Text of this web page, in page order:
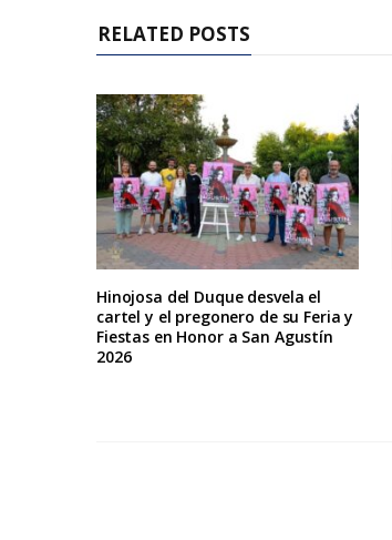
RELATED POSTS
Hinojosa del Duque desvela el
cartel y el pregonero de su Feria y
Fiestas en Honor a San Agustín
2026